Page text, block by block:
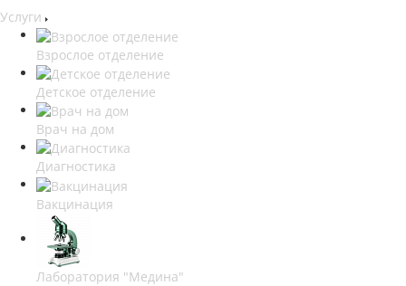
Услуги
Взрослое отделение
Детское отделение
Врач на дом
Диагностика
Вакцинация
Лаборатория "Медина"